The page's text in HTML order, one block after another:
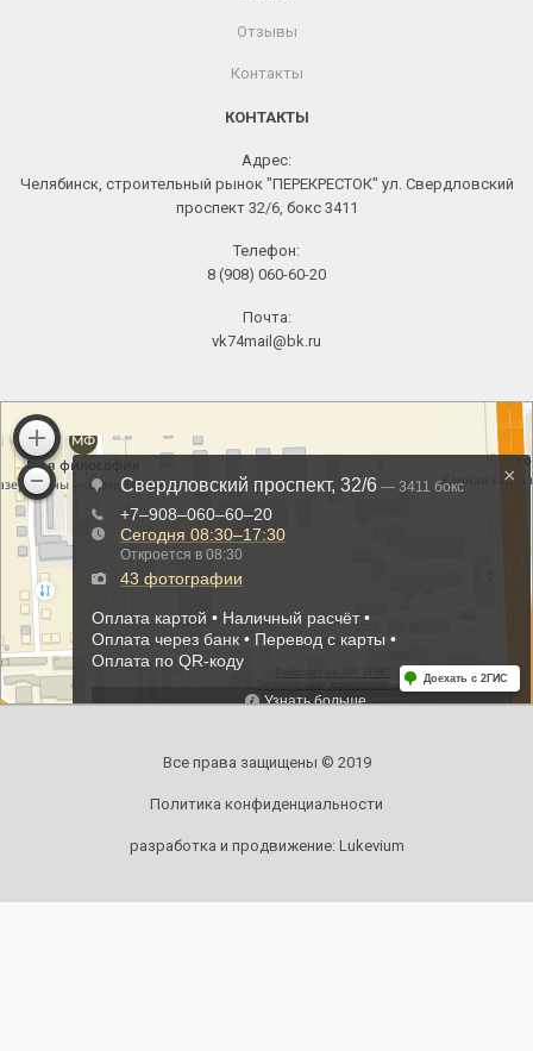
Отзывы
Контакты
КОНТАКТЫ
Адрес:
Челябинск, строительный рынок "ПЕРЕКРЕСТОК" ул. Свердловский
проспект 32/6, бокс 3411
Телефон:
8 (908) 060-60-20
Почта:
vk74mail@bk.ru
Все права защищены © 2019
Политика конфиденциальности
разработка и продвижение: Lukevium